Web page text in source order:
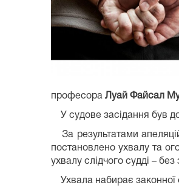
професора Луай Файсал
У судове засідання був
За результатами
постановлено ухвалу та
ухвалу слідчого судді – без
Ухвала набирає